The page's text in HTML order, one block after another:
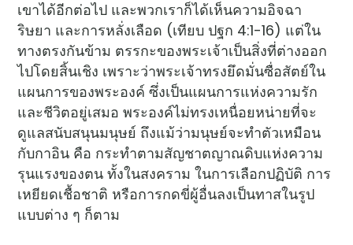
เขาได้อีกต่อไป และพวกเราก็ได้เห็นความอิจฉา
ริษยา และการหลั่งเลือด (เทียบ ปฐก 4:1-16) แต่ใน
ทางตรงกันข้าม ตรรกะของพระเจ้าเป็นสิ่งที่ต่างออก
ไปโดยสิ้นเชิง เพราะว่าพระเจ้าทรงยึดมั่นซื่อสัตย์ใน
แผนการของพระองค์ ซึ่งเป็นแผนการแห่งความรัก
และชีวิตอยู่เสมอ พระองค์ไม่ทรงเหนื่อยหน่ายที่จะ
ดูแลสนับสนุนมนุษย์ ถึงแม้ว่ามนุษย์จะทำตัวเหมือน
กับกาอิน คือ กระทำตามสัญชาตญาณดิบแห่งความ
รุนแรงของตน ทั้งในสงคราม ในการเลือกปฏิบัติ การ
เหยียดเชื้อชาติ หรือการกดขี่ผู้อื่นลงเป็นทาสในรูป
แบบต่าง ๆ ก็ตาม